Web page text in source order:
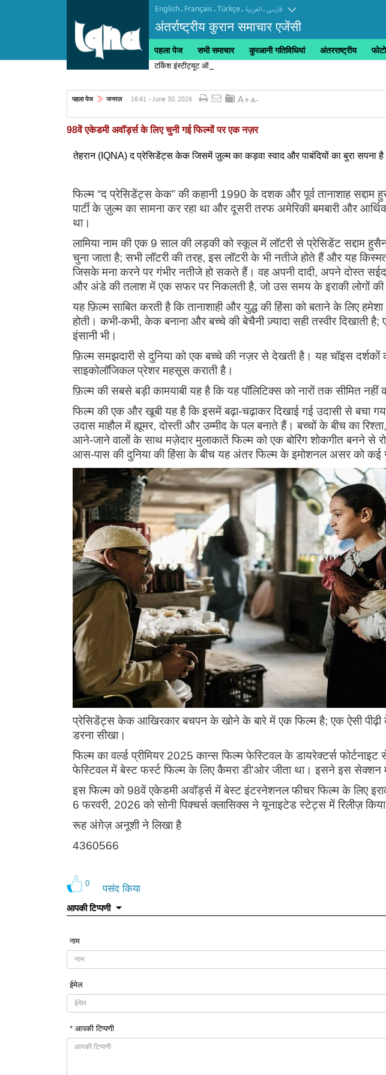
English. Français.Türkçe. العربیة.فارسی
अंतर्राष्ट्रीय कुरान समाचार एजेंसी
पहला पेज सभी समाचार कुरआनी गतिविधियां अंतरराष्ट्रीय
टर्किश इंस्टीट्यूट ऑफ इस्लामिक थॉट का पुरस्कार मोरक्को के एक विचारक को दिया
पहला पेज जनरल 16:41 - June 30, 2026
98वें एकेडमी अवॉर्ड्स के लिए चुनी गई फिल्मों पर एक नज़र
तेहरान (IQNA) द प्रेसिडेंट्स केक जिसमें ज़ुल्म का कड़वा स्वाद और पाबंदियों का बुरा सपना है
फिल्म “द प्रेसिडेंट्स केक” की कहानी 1990 के दशक और पूर्व तानाशाह
पार्टी के ज़ुल्म का सामना कर रहा था और दूसरी तरफ अमेरिकी बमबारी और
था।
लामिया नाम की एक 9 साल की लड़की को स्कूल में लॉटरी से प्रेसिडेंट सद्दाम
चुना जाता है; सभी लॉटरी की तरह, इस लॉटरी के भी नतीजे होते हैं और यह
जिसके मना करने पर गंभीर नतीजे हो सकते हैं। वह अपनी दादी, अपने दोस्त
और अंडे की तलाश में एक सफर पर निकलती है, जो उस समय के इराकी लोगों की
यह फ़िल्म साबित करती है कि तानाशाही और युद्ध की हिंसा को बताने के लिए
होती। कभी-कभी, केक बनाना और बच्चे की बेचैनी ज़्यादा सही तस्वीर दिखाती
इंसानी भी।
फ़िल्म समझदारी से दुनिया को एक बच्चे की नज़र से देखती है। यह चॉइस दर्शकों
साइकोलॉजिकल प्रेशर महसूस कराती है।
फ़िल्म की सबसे बड़ी कामयाबी यह है कि यह पॉलिटिक्स को नारों तक सीमित नहीं
फिल्म की एक और खूबी यह है कि इसमें बढ़ा-चढ़ाकर दिखाई गई उदासी से बचा
उदास माहौल में ह्यूमर, दोस्ती और उम्मीद के पल बनाते हैं। बच्चों के बीच का
आने-जाने वालों के साथ मज़ेदार मुलाकातें फिल्म को एक बोरिंग शोकगीत बनने से
आस-पास की दुनिया की हिंसा के बीच यह अंतर फिल्म के इमोशनल असर को कई
प्रेसिडेंट्स केक आखिरकार बचपन के खोने के बारे में एक फिल्म है; एक ऐसी
डरना सीखा।
फिल्म का वर्ल्ड प्रीमियर 2025 कान्स फिल्म फेस्टिवल के डायरेक्टर्स
फेस्टिवल में बेस्ट फर्स्ट फिल्म के लिए कैमरा डी'ओर जीता था। इसने इस सेक्शन
इस फिल्म को 98वें एकेडमी अवॉर्ड्स में बेस्ट इंटरनेशनल फीचर फिल्म के लिए
6 फरवरी, 2026 को सोनी पिक्चर्स क्लासिक्स ने यूनाइटेड स्टेट्स में रिलीज़
रूह अंग़ेज़ अनूशी ने लिखा है
4360566
0 पसंद किया
आपकी टिप्पणी
नाम
ईमेल
* आपकी टिप्पणी